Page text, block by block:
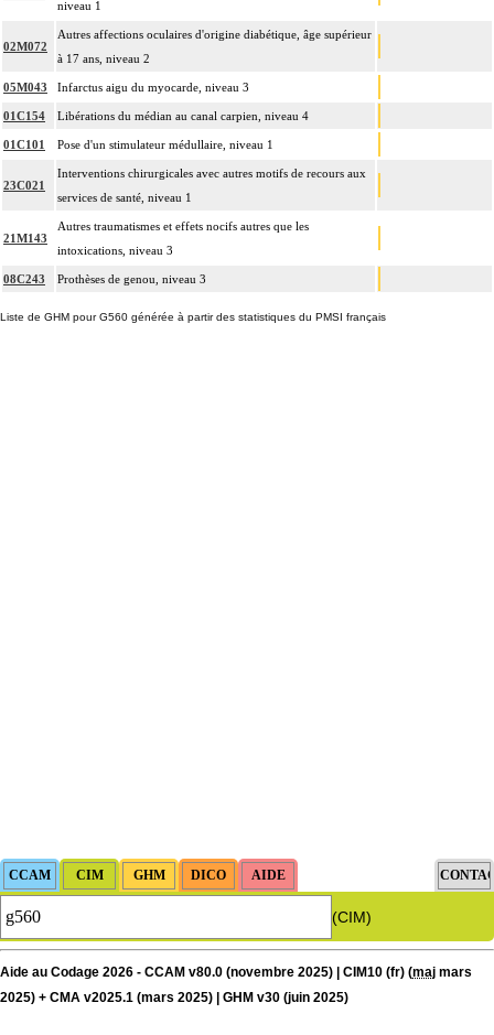
niveau 1
02M072
Autres affections oculaires d'origine diabétique, âge supérieur
à 17 ans, niveau 2
05M043 Infarctus aigu du myocarde, niveau 3
01C154 Libérations du médian au canal carpien, niveau 4
01C101 Pose d'un stimulateur médullaire, niveau 1
23C021
Interventions chirurgicales avec autres motifs de recours aux
services de santé, niveau 1
21M143
Autres traumatismes et effets nocifs autres que les
intoxications, niveau 3
08C243 Prothèses de genou, niveau 3
Liste de GHM pour G560 générée à partir des statistiques du PMSI français
(CIM)
Aide au Codage 2026 - CCAM v80.0 (novembre 2025) | CIM10 (fr) (maj mars
2025) + CMA v2025.1 (mars 2025) | GHM v30 (juin 2025)